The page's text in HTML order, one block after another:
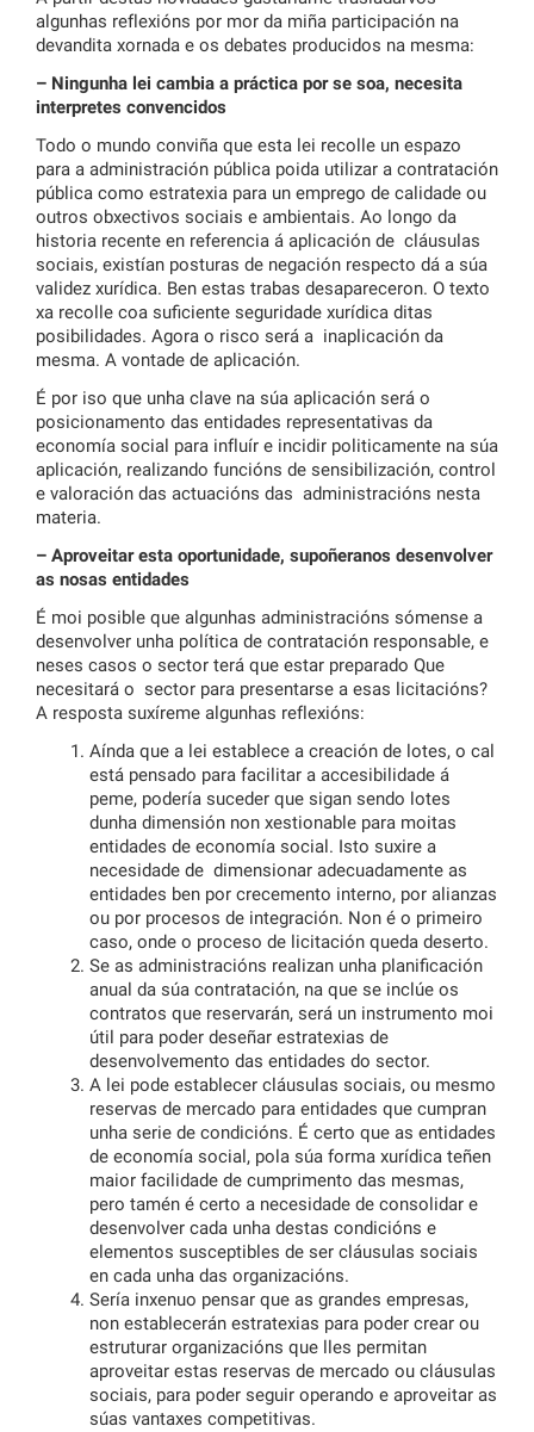
algunhas reflexións por mor da miña participación na
devandita xornada e os debates producidos na mesma:
– Ningunha lei cambia a práctica por se soa, necesita
interpretes convencidos
Todo o mundo conviña que esta lei recolle un espazo
para a administración pública poida utilizar a contratación
pública como estratexia para un emprego de calidade ou
outros obxectivos sociais e ambientais. Ao longo da
historia recente en referencia á aplicación de cláusulas
sociais, existían posturas de negación respecto dá a súa
validez xurídica. Ben estas trabas desapareceron. O texto
xa recolle coa suficiente seguridade xurídica ditas
posibilidades. Agora o risco será a inaplicación da
mesma. A vontade de aplicación.
É por iso que unha clave na súa aplicación será o
posicionamento das entidades representativas da
economía social para influír e incidir politicamente na súa
aplicación, realizando funcións de sensibilización, control
e valoración das actuacións das administracións nesta
materia.
– Aproveitar esta oportunidade, supoñeranos desenvolver
as nosas entidades
É moi posible que algunhas administracións sómense a
desenvolver unha política de contratación responsable, e
neses casos o sector terá que estar preparado Que
necesitará o sector para presentarse a esas licitacións?
A resposta suxíreme algunhas reflexións:
Aínda que a lei establece a creación de lotes, o cal
está pensado para facilitar a accesibilidade á
peme, podería suceder que sigan sendo lotes
dunha dimensión non xestionable para moitas
entidades de economía social. Isto suxire a
necesidade de dimensionar adecuadamente as
entidades ben por crecemento interno, por alianzas
ou por procesos de integración. Non é o primeiro
caso, onde o proceso de licitación queda deserto.
Se as administracións realizan unha planificación
anual da súa contratación, na que se inclúe os
contratos que reservarán, será un instrumento moi
útil para poder deseñar estratexias de
desenvolvemento das entidades do sector.
A lei pode establecer cláusulas sociais, ou mesmo
reservas de mercado para entidades que cumpran
unha serie de condicións. É certo que as entidades
de economía social, pola súa forma xurídica teñen
maior facilidade de cumprimento das mesmas,
pero tamén é certo a necesidade de consolidar e
desenvolver cada unha destas condicións e
elementos susceptibles de ser cláusulas sociais
en cada unha das organizacións.
Sería inxenuo pensar que as grandes empresas,
non establecerán estratexias para poder crear ou
estruturar organizacións que lles permitan
aproveitar estas reservas de mercado ou cláusulas
sociais, para poder seguir operando e aproveitar as
súas vantaxes competitivas.